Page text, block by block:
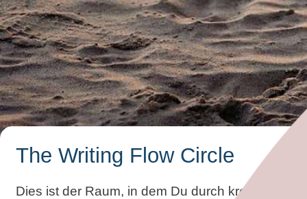
The Writing Flow Circle
Dies ist der Raum, in dem Du durch kreatives